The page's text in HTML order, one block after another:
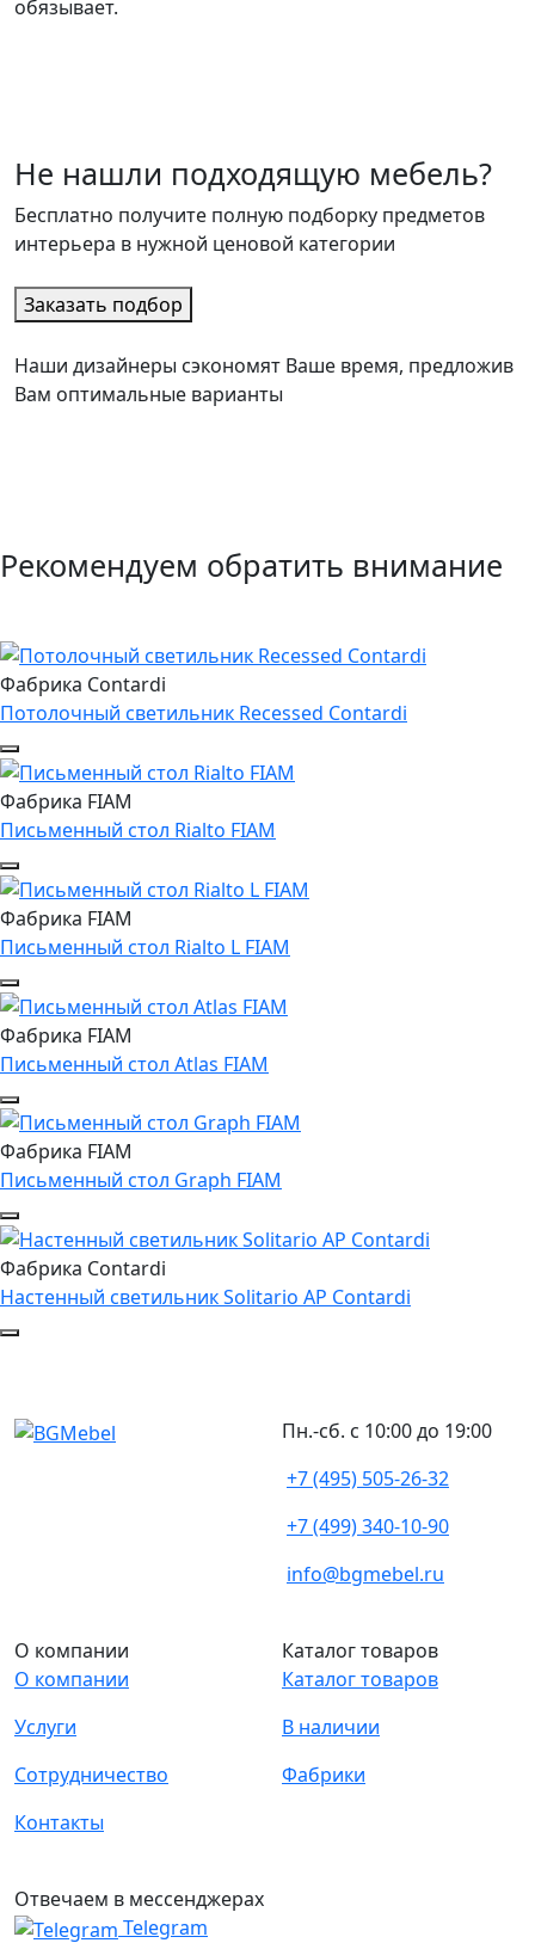
обязывает.
Не нашли подходящую мебель?
Бесплатно получите полную подборку предметов
интерьера в нужной ценовой категории
Заказать подбор
Наши дизайнеры сэкономят Ваше время, предложив
Вам оптимальные варианты
Рекомендуем обратить внимание
Фабрика Contardi
Потолочный светильник Recessed Contardi
Фабрика FIAM
Письменный стол Rialto FIAM
Фабрика FIAM
Письменный стол Rialto L FIAM
Фабрика FIAM
Письменный стол Atlas FIAM
Фабрика FIAM
Письменный стол Graph FIAM
Фабрика Contardi
Настенный светильник Solitario AP Contardi
Пн.-сб. с 10:00 до 19:00
+7 (495) 505-26-32
+7 (499) 340-10-90
info@bgmebel.ru
О компании
О компании
Услуги
Сотрудничество
Контакты
Каталог товаров
Каталог товаров
В наличии
Фабрики
Отвечаем в мессенджерах
Telegram